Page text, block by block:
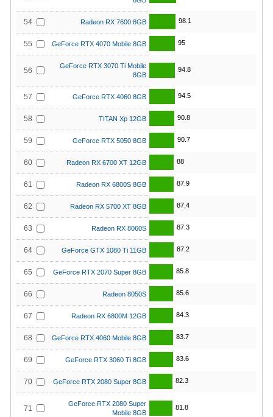
54 Radeon RX 7600 8GB 98.1
55 GeForce RTX 4070 Mobile 8GB 95
56
GeForce RTX 3070 Ti Mobile
8GB
94.8
57 GeForce RTX 4060 8GB 94.5
58 TITAN Xp 12GB 90.8
59 GeForce RTX 5050 8GB 90.7
60 Radeon RX 6700 XT 12GB 88
61 Radeon RX 6800S 8GB 87.9
62 Radeon RX 5700 XT 8GB 87.4
63 Radeon RX 8060S 87.3
64 GeForce GTX 1080 Ti 11GB 87.2
65 GeForce RTX 2070 Super 8GB 85.8
66 Radeon 8050S 85.6
67 Radeon RX 6800M 12GB 84.3
68 GeForce RTX 4060 Mobile 8GB 83.7
69 GeForce RTX 3060 Ti 8GB 83.6
70 GeForce RTX 2080 Super 8GB 82.3
71
GeForce RTX 2080 Super
Mobile 8GB
81.8